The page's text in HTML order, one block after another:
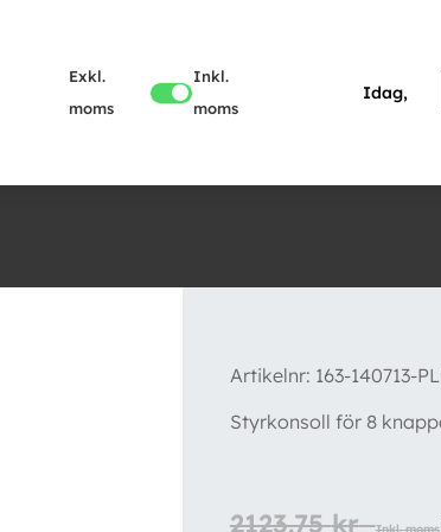
Exkl.
moms
Inkl.
moms
Idag,
Artikelnr: 163-140713-
Styrkonsoll för 8
2123.75kr